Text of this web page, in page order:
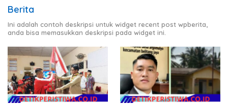
Berita
Ini adalah contoh deskripsi untuk widget recent post wpberita,
anda bisa memasukkan deskripsi pada widget ini.